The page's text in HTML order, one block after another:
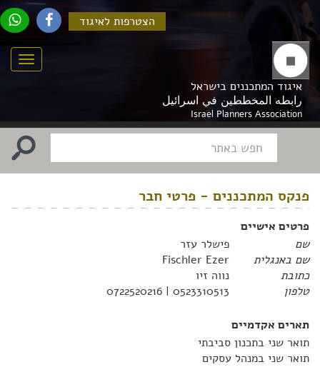
הצטרפות לאיגוד
איגוד המתכננים בישראל
رابطه المخططين في اسرائيل
Israel Planners Association
פנקס המתכננים - פרטי חבר
פרטים אישיים
שם
פישלר עזר
שם באנגלית
Fischler Ezer
כתובת
נווה זיו
טלפון
0523310513 | 0722520216
תארים אקדמיים
תואר שני בתכנון סביבתי
תואר שני במנהל עסקים